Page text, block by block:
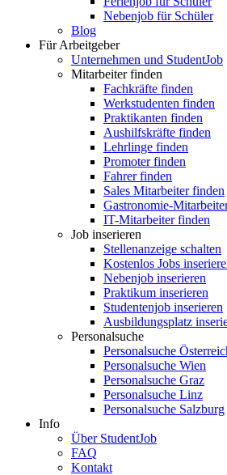
Nebenjob für Schüler
Blog
Für Arbeitgeber
Unternehmen und StudentJob
Mitarbeiter finden
Fachkräfte finden
Werkstudenten finden
Praktikanten finden
Aushilfskräfte finden
Lehrlinge finden
Promoter finden
Fahrer finden
Sales Mitarbeiter finden
Gastronomie-
IT-Mitarbeiter finden
Job inserieren
Stellenanzeige schalten
Kostenlos Jobs
Nebenjob inserieren
Praktikum inserieren
Studentenjob inserieren
Ausbildungsplatz
Personalsuche
Personalsuche
Personalsuche Wien
Personalsuche Graz
Personalsuche Linz
Personalsuche Salzburg
Info
Über StudentJob
FAQ
Kontakt